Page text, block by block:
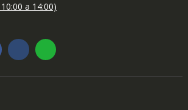
a 14:00)